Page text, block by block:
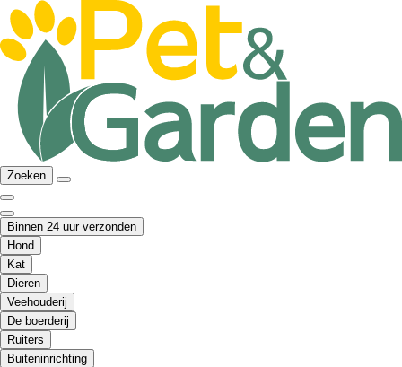
Zoeken
Binnen 24 uur verzonden
Hond
Kat
Dieren
Veehouderij
De boerderij
Ruiters
Buiteninrichting